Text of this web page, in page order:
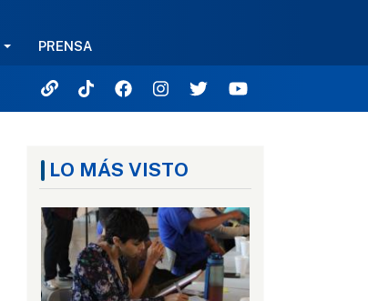
PRENSA
LO MÁS VISTO